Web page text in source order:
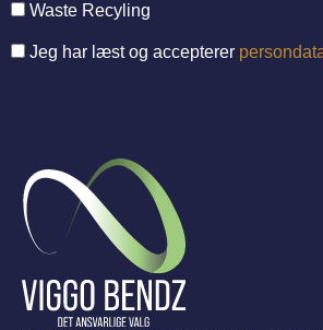
Waste Recyling
Jeg har læst og accepterer